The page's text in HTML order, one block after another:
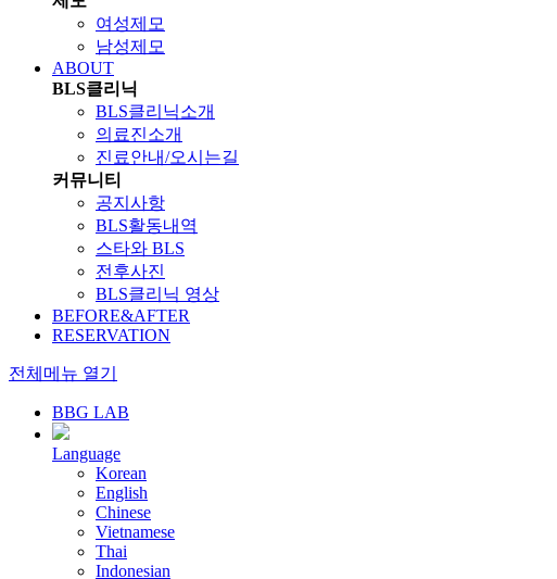
여성제모
남성제모
ABOUT
BLS클리닉
BLS클리닉소개
의료진소개
진료안내/오시는길
커뮤니티
공지사항
BLS활동내역
스타와 BLS
전후사진
BLS클리닉 영상
BEFORE&AFTER
RESERVATION
전체메뉴 열기
BBG LAB
Language
Korean
English
Chinese
Vietnamese
Thai
Indonesian